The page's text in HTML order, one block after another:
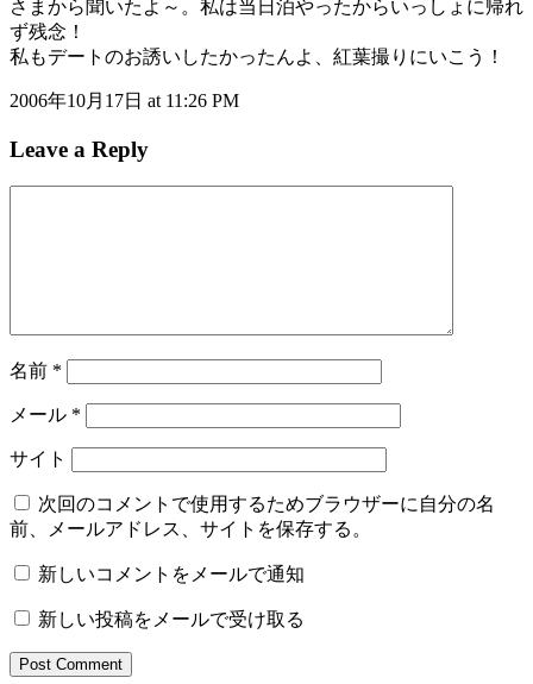
さまから聞いたよ～。私は当日泊やったからいっしょに帰れ
ず残念！
私もデートのお誘いしたかったんよ、紅葉撮りにいこう！
2006年10月17日 at 11:26 PM
Leave a Reply
名前 *
メール *
サイト
次回のコメントで使用するためブラウザーに自分の名
前、メールアドレス、サイトを保存する。
新しいコメントをメールで通知
新しい投稿をメールで受け取る